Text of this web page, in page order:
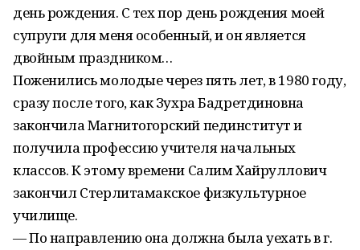
день рождения. С тех пор день рождения моей
супруги для меня особенный, и он является
двойным праздником…
Поженились молодые через пять лет, в 1980 году,
сразу после того, как Зухра Бадретдиновна
закончила Магнитогорский пединститут и
получила профессию учителя начальных
классов. К этому времени Салим Хайруллович
закончил Стерлитамакское физкультурное
училище.
— По направлению она должна была уехать в г.